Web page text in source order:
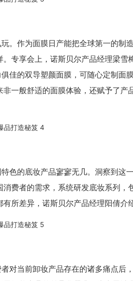
。作为面膜日产能把全球第一的制
专享会上，诺斯贝尔产品经理梁雪
佳的双导塑颜面膜，可随心定制面
一般舒适的面膜体验，还赋予了产
色的底妆产品寥寥无几。洞察到这
费者的需求，系统研发底妆系列，
所差异，诺斯贝尔产品经理阳倩介
对当前卸妆产品存在的诸多痛点后